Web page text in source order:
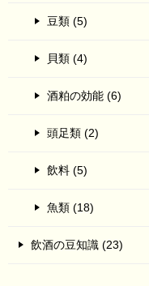
豆類 (5)
貝類 (4)
酒粕の効能 (6)
頭足類 (2)
飲料 (5)
魚類 (18)
飲酒の豆知識 (23)